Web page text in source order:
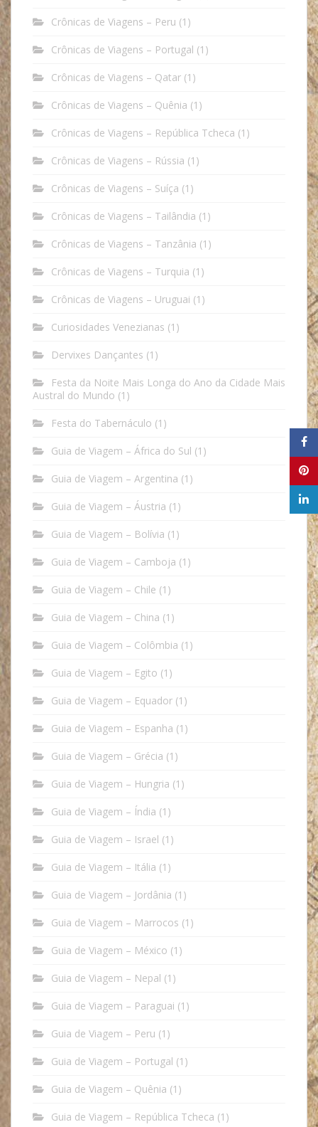
Crônicas de Viagens – Peru (1)
Crônicas de Viagens – Portugal (1)
Crônicas de Viagens – Qatar (1)
Crônicas de Viagens – Quênia (1)
Crônicas de Viagens – República Tcheca (1)
Crônicas de Viagens – Rússia (1)
Crônicas de Viagens – Suíça (1)
Crônicas de Viagens – Tailândia (1)
Crônicas de Viagens – Tanzânia (1)
Crônicas de Viagens – Turquia (1)
Crônicas de Viagens – Uruguai (1)
Curiosidades Venezianas (1)
Dervixes Dançantes (1)
Festa da Noite Mais Longa do Ano da Cidade Mais
Austral do Mundo (1)
Festa do Tabernáculo (1)
Guia de Viagem – África do Sul (1)
Guia de Viagem – Argentina (1)
Guia de Viagem – Áustria (1)
Guia de Viagem – Bolívia (1)
Guia de Viagem – Camboja (1)
Guia de Viagem – Chile (1)
Guia de Viagem – China (1)
Guia de Viagem – Colômbia (1)
Guia de Viagem – Egito (1)
Guia de Viagem – Equador (1)
Guia de Viagem – Espanha (1)
Guia de Viagem – Grécia (1)
Guia de Viagem – Hungria (1)
Guia de Viagem – Índia (1)
Guia de Viagem – Israel (1)
Guia de Viagem – Itália (1)
Guia de Viagem – Jordânia (1)
Guia de Viagem – Marrocos (1)
Guia de Viagem – México (1)
Guia de Viagem – Nepal (1)
Guia de Viagem – Paraguai (1)
Guia de Viagem – Peru (1)
Guia de Viagem – Portugal (1)
Guia de Viagem – Quênia (1)
Guia de Viagem – República Tcheca (1)